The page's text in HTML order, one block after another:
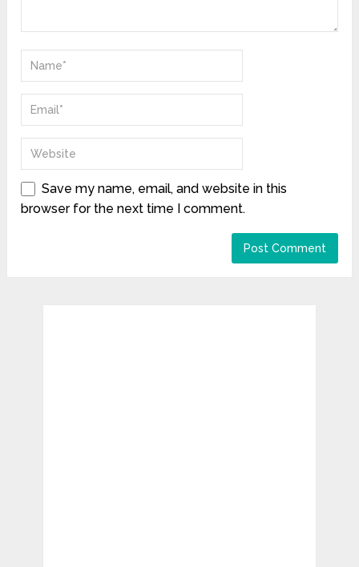
Save my name, email, and website in this
browser for the next time I comment.